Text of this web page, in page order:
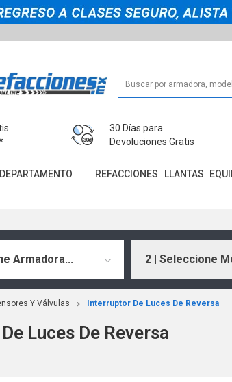
30 Días para
Devoluciones Gratis
REFACCIONES LLANTAS
Armadora... 2 | Seleccione
Y Válvulas Interruptor De Luces De Reversa
Luces De Reversa